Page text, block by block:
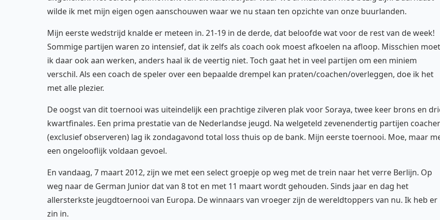
wilde ik met mijn eigen ogen aanschouwen waar we nu staan ten opzichte van onze buurlanden.
Mijn eerste wedstrijd knalde er meteen in. 21-19 in de derde, dat beloofde wat voor de rest van de week!
Sommige partijen waren zo intensief, dat ik zelfs als coach ook moest afkoelen na afloop. Misschien moet
ik daar ook aan werken, anders haal ik de veertig niet. Toch gaat het in veel partijen om een miniem
verschil. Als een coach de speler over een bepaalde drempel kan praten/coachen/overleggen, doe ik het
met alle plezier.
De oogst van dit toernooi was uiteindelijk een prachtige zilveren plak voor Soraya, twee keer brons en
kwartfinales. Een prima prestatie van de Nederlandse jeugd. Na welgeteld zevenendertig partijen
(exclusief observeren) lag ik zondagavond total loss thuis op de bank. Mijn eerste toernooi. Moe, maar
een ongelooflijk voldaan gevoel.
En vandaag, 7 maart 2012, zijn we met een select groepje op weg met de trein naar het verre Berlijn. Op
weg naar de German Junior dat van 8 tot en met 11 maart wordt gehouden. Sinds jaar en dag het
allersterkste jeugdtoernooi van Europa. De winnaars van vroeger zijn de wereldtoppers van nu. Ik heb er
zin in.